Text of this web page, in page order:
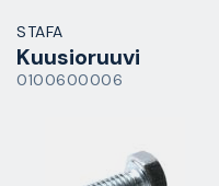
STAFA
Kuusioruuvi
0100600006